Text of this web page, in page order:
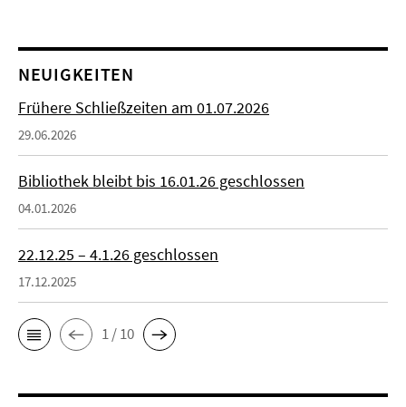
NEUIGKEITEN
Frühere Schließzeiten am 01.07.2026
29.06.2026
Bibliothek bleibt bis 16.01.26 geschlossen
04.01.2026
22.12.25 – 4.1.26 geschlossen
17.12.2025
1 / 10